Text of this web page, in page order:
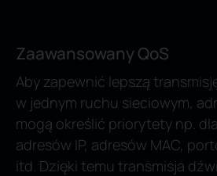
Zaawansowany QoS
Aby zapewnić lepszą
w jednym ruchu sieciowym,
mogą określić priorytety np.
adresów IP, adresów MAC,
itd. Dzięki temu transmisja